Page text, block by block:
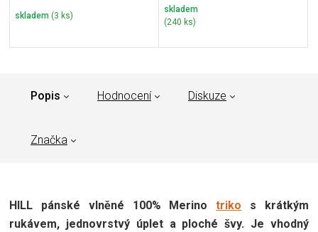
skladem (3 ks)
skladem
(240 ks)
Popis Hodnocení Diskuze
Značka
HILL pánské vlněné 100% Merinotriko s krátkým
rukávem, jednovrstvý úplet a ploché švy. Je vhodný